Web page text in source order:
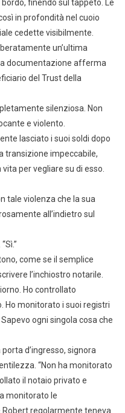
finendo sul tappeto. Le
in profondità nel cuoio
cedette visibilmente.
un’ultima
documentazione afferma
del Trust della
silenziosa. Non
e violento.
lasciato i suoi soldi dopo
transizione impeccabile,
per vegliare su di esso.
tale violenza che la sua
all’indietro sul
come se il semplice
l’inchiostro notarile.
Ho controllato
Ho monitorato i suoi registri
ogni singola cosa che
d’ingresso, signora
“Non ha monitorato
il notaio privato e
monitorato le
regolarmente teneva